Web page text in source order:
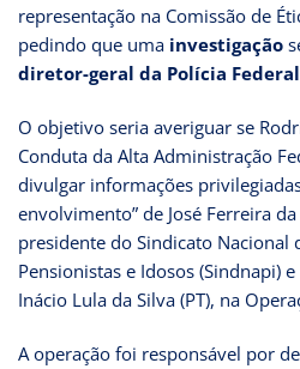
representação na Comissão de
pedindo que uma investigação
diretor-geral da Polícia Federal
O objetivo seria averiguar se
Conduta da Alta Administração
divulgar informações
envolvimento” de José Ferreira
presidente do Sindicato Nacional
Pensionistas e Idosos (Sindnapi)
Inácio Lula da Silva (PT), na
A operação foi responsável por